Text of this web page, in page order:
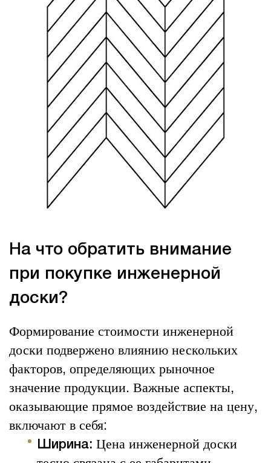
На что обратить внимание
при покупке инженерной
доски?
Формирование стоимости инженерной
доски подвержено влиянию нескольких
факторов, определяющих рыночное
значение продукции. Важные аспекты,
оказывающие прямое воздействие на цену,
включают в себя:
Ширина: Цена инженерной доски